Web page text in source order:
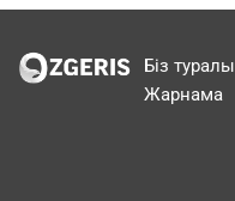
Біз туралы
Жарнама